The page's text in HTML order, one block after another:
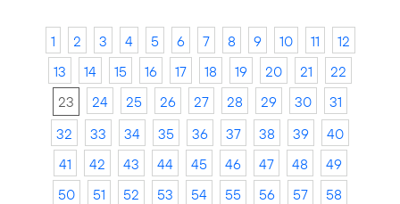
1 2 3 4 5 6 7 8 9 10 11
12
13
14 15 16 17 18 19 20 21
22
23
24 25 26 27 28 29 30
31
32
33 34 35 36 37 38 39
40
41
42 43 44 45 46 47 48
49
50
51 52 53 54 55 56 57
58